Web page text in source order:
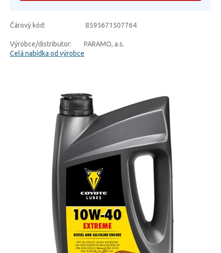
Čárový kód: 8595671507764
Výrobce/distributor:
PARAMO, a.s.
Celá nabídka od výrobce